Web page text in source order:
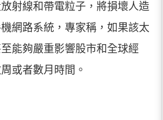
射線和帶電粒子，將損壞人造
網路系統，專家稱，如果該太
能夠嚴重影響股市和全球經
或者數月時間。